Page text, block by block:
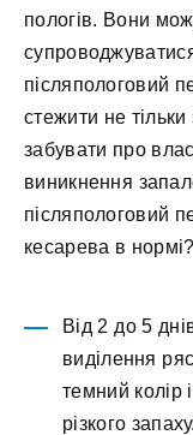
пологів. Вони
післяпологовий
стежити не
забувати про
виникнення
післяпологовий
кесарева в нормі?
Від 2 до 5
виділення
темний колір
різкого